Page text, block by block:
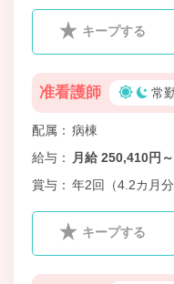
キープする
准看護師 常
配属
病棟
給与
月給 250,410円
賞与
年2回（4.2カ月分
キープする